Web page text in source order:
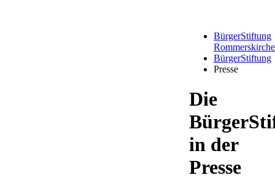
BürgerStiftung
BürgerStiftung
Presse
Die
in der
Presse